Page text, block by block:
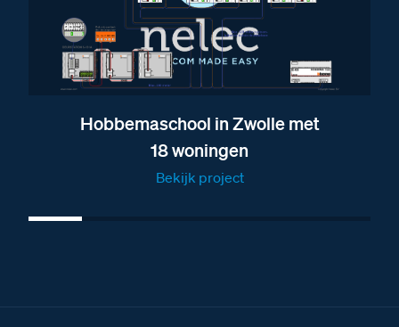
Fabrieksschema drukkermodule Serie 131 en Serie
Brochure over de deurstation modules van BTicino
Brochure over de vaste combinaties van Nelec
Brochure over alle deurstations van BTicino
Brochure over het Serie 131 deurstation
Afmetingen van het Serie 131A deurstation met 18
Hobbemaschool in Zwolle met
18 woningen
Bekijk project